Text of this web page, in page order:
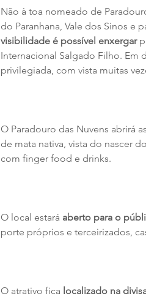
Não à toa nomeado de
do Paranhana, Vale dos Sinos e
visibilidade é possível enxergar
Internacional Salgado Filho. Em
privilegiada, com vista muitas
O Paradouro das Nuvens abrirá
de mata nativa, vista do nascer
com finger food e drinks.
O local estará aberto para o
porte próprios e terceirizados,
O atrativo fica localizado na